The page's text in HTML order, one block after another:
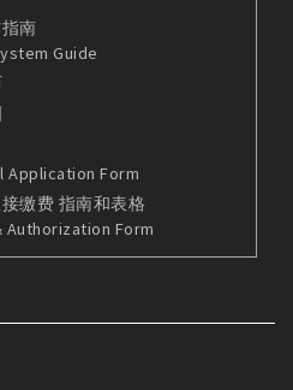
南
Guide
Application Form
缴费 指南和表格
Authorization Form